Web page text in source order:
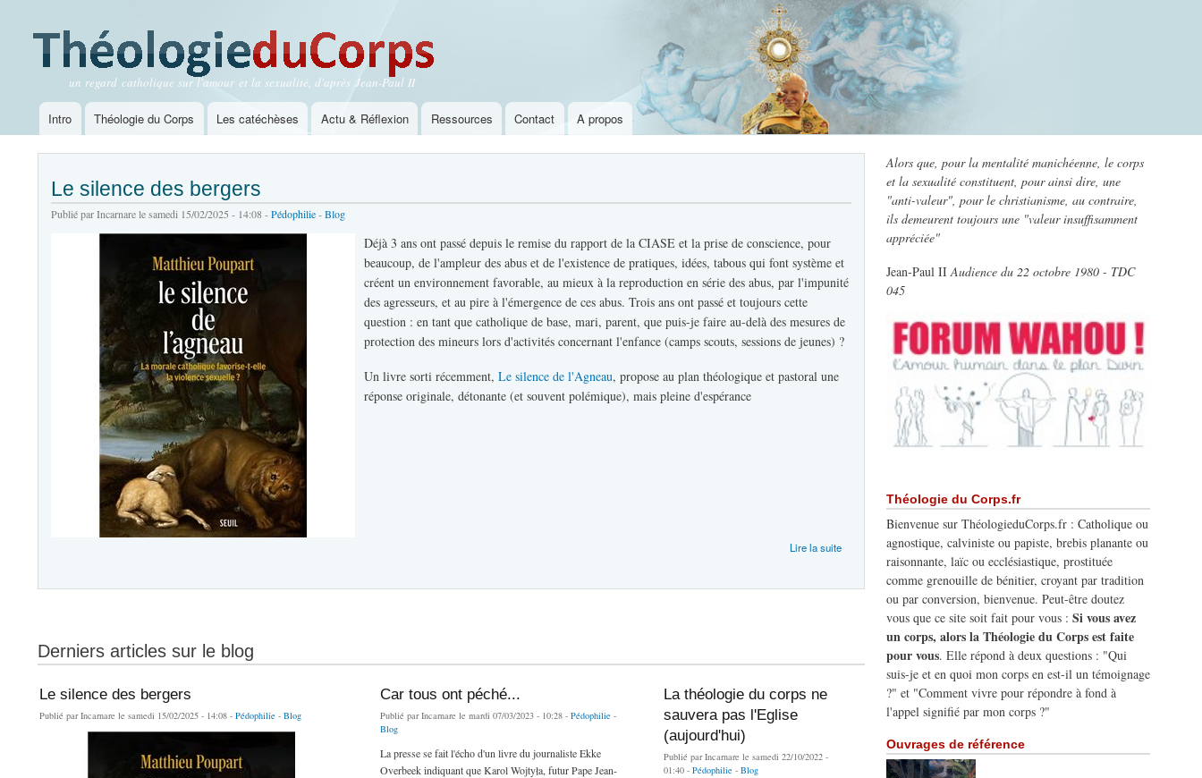
Théologie du Corps
un regard catholique sur l'amour et la sexualité, d'après Jean-Paul II
Menu principal
Intro Théologie du Corps Les catéchèses Actu & Réflexion Ressources Contact A propos
Le silence des bergers
Publié parIncarnarele samedi 15/02/2025 - 14:08 -Pédophilie-Blog
Déjà 3 ans ont passé depuis le remise du rapport de la CIASE et la prise de conscience, pour
beaucoup, de l'ampleur des abus et de l'existence de pratiques, idées, tabous qui font système et
créent un environnement favorable, au mieux à la reproduction en série des abus, par l'impunité
des agresseurs, et au pire à l'émergence de ces abus. Trois ans ont passé et toujours cette
question : en tant que catholique de base, mari, parent, que puis-je faire au-delà des mesures de
protection des mineurs lors d'activités concernant l'enfance (camps scouts, sessions de jeunes) ?
Un livre sorti récemment, Le silence de l'Agneau, propose au plan théologique et pastoral une
réponse originale, détonante (et souvent polémique), mais pleine d'espérance
Lire la suite
Derniers articles sur le blog
Le silence des bergers
Publié parIncarnare le samedi 15/02/2025 - 14:08 - Pédophilie - Blog
Car tous ont péché...
Publié parIncarnare le mardi 07/03/2023 - 10:28 - Pédophilie -
Blog
La presse se fait l'écho d'un livre du journaliste Ekke
Overbeek indiquant que Karol Wojtyła, futur Pape Jean-
La théologie du corps ne
sauvera pas l'Eglise
(aujourd'hui)
Publié parIncarnare le samedi 22/10/2022 -
01:40 - Pédophilie - Blog
Alors que, pour la mentalité manichéenne, le corps
et la sexualité constituent, pour ainsi dire, une
"anti-valeur", pour le christianisme, au contraire,
ils demeurent toujours une "valeur insuffisamment
appréciée"
Jean-Paul II Audience du 22 octobre 1980 - TDC
045
Théologie du Corps.fr
Bienvenue sur ThéologieduCorps.fr : Catholique ou
agnostique, calviniste ou papiste, brebis planante ou
raisonnante, laïc ou ecclésiastique, prostituée
comme grenouille de bénitier, croyant par tradition
ou par conversion, bienvenue. Peut-être doutez
vous que ce site soit fait pour vous : Si vous avez
un corps, alors la Théologie du Corps est faite
pour vous. Elle répond à deux questions : "Qui
suis-je et en quoi mon corps en est-il un témoignage
?" et "Comment vivre pour répondre à fond à
l'appel signifié par mon corps ?"
Ouvrages de référence